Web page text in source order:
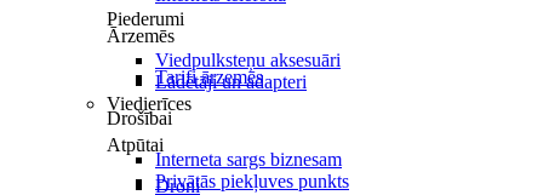
Ārzemēs
Tarifi ārzemēs
Drošībai
Interneta sargs biznesam
Privātās piekļuves punkts
Piederumi
Viedpulksteņu aksesuāri
Lādētāji un adapteri
Viedierīces
Atpūtai
Droni